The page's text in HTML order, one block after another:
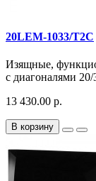
20LEM-1033/T2C
Изящные,
с диагоналями
13 430.00 р.
В корзину